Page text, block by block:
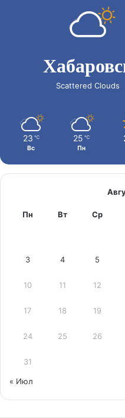
Scattered Clouds
23 ℃
Вс
25 ℃
Пн
Пн Вт Ср
3 4 5
10 11 12
17 18 19
24 25 26
31
« Июл